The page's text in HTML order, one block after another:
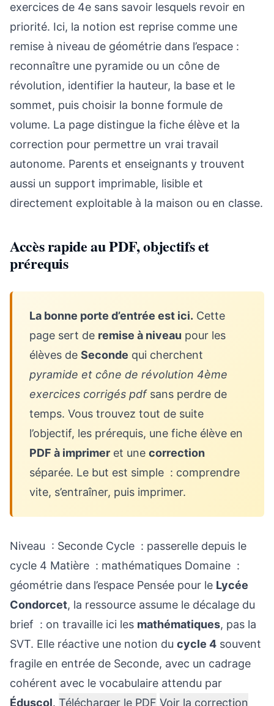
exercices de 4e sans savoir lesquels revoir en
priorité. Ici, la notion est reprise comme une
remise à niveau de géométrie dans l’espace :
reconnaître une pyramide ou un cône de
révolution, identifier la hauteur, la base et le
sommet, puis choisir la bonne formule de
volume. La page distingue la fiche élève et la
correction pour permettre un vrai travail
autonome. Parents et enseignants y trouvent
aussi un support imprimable, lisible et
directement exploitable à la maison ou en classe.
Accès rapide au PDF, objectifs et
prérequis
La bonne porte d’entrée est ici. Cette
page sert de remise à niveau pour les
élèves de Seconde qui cherchent
pyramide et cône de révolution 4ème
exercices corrigés pdfsans perdre de
temps. Vous trouvez tout de suite
l’objectif, les prérequis, une fiche élève en
PDF à imprimer et une correction
séparée. Le but est simple : comprendre
vite, s’entraîner, puis imprimer.
Niveau : Seconde Cycle : passerelle depuis le
cycle 4 Matière : mathématiques Domaine :
géométrie dans l’espace Pensée pour le Lycée
Condorcet, la ressource assume le décalage du
brief : on travaille ici les mathématiques, pas la
SVT. Elle réactive une notion du cycle 4 souvent
fragile en entrée de Seconde, avec un cadrage
cohérent avec le vocabulaire attendu par
Éduscol. Télécharger le PDF Voir la correction